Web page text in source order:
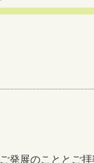
展のこととご拝